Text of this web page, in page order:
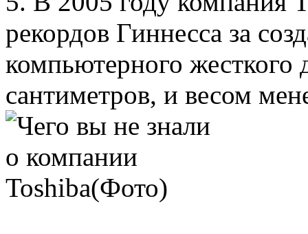
рекордов Гиннесса за
компьютерного жесткого
сантиметров, и весом